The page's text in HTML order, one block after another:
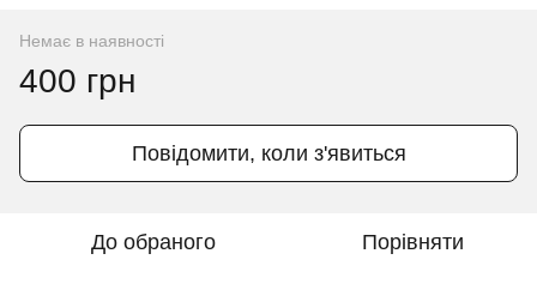
Немає в наявності
400 грн
Повідомити, коли з'явиться
До обраного Порівняти